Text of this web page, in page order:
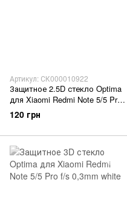
Артикул: СК000010922
Защитное 2.5D стекло Optima
для Xiaomi Redmi Note 5/5 Pro
f/s 0,3mm black
120 грн